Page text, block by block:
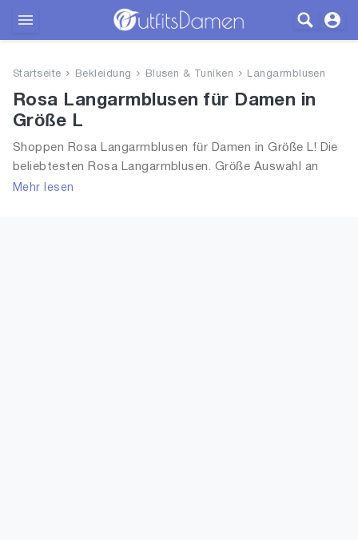
Bekleidung
Schuhe
Startseite Bekleidung Blusen & Tuniken Langarmblusen
Rosa Langarmblusen für Damen in
Größe L
Shoppen Rosa Langarmblusen für Damen in Größe L! Die
beliebtesten Rosa Langarmblusen. Größe Auswahl an
Rosa Langarmblusen in Größe L und alle Trends aus 2026
Mehr lesen